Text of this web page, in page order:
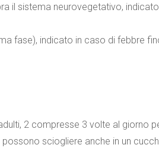
il sistema neurovegetativo,
fase), indicato in caso di febbre
2 compresse 3 volte al giorno
sciogliere anche in un